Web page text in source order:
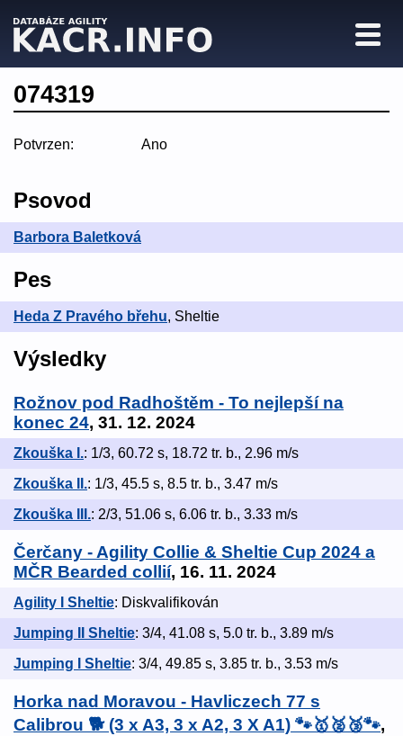
074319
Potvrzen: Ano
Psovod
Barbora Baletková
Pes
Heda Z Pravého břehu, Sheltie
Výsledky
Rožnov pod Radhoštěm - To nejlepší na
konec 24, 31. 12. 2024
Zkouška I.: 1/3, 60.72 s, 18.72 tr. b., 2.96 m/s
Zkouška II.: 1/3, 45.5 s, 8.5 tr. b., 3.47 m/s
Zkouška III.: 2/3, 51.06 s, 6.06 tr. b., 3.33 m/s
Čerčany - Agility Collie & Sheltie Cup 2024 a
MČR Bearded collií, 16. 11. 2024
Agility I Sheltie: Diskvalifikován
Jumping II Sheltie: 3/4, 41.08 s, 5.0 tr. b., 3.89 m/s
Jumping I Sheltie: 3/4, 49.85 s, 3.85 tr. b., 3.53 m/s
Horka nad Moravou - Havliczech 77 s
Calibrou 🐕 (3 x A3, 3 x A2, 3 X A1) 🐾🥇🥈🥉🐾,